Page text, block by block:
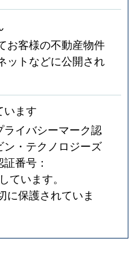
お客様の不動産物件
ットなどに公開され
います
ライバシーマーク認
ン・テクノロジーズ
番号：
ています。
に保護されていま